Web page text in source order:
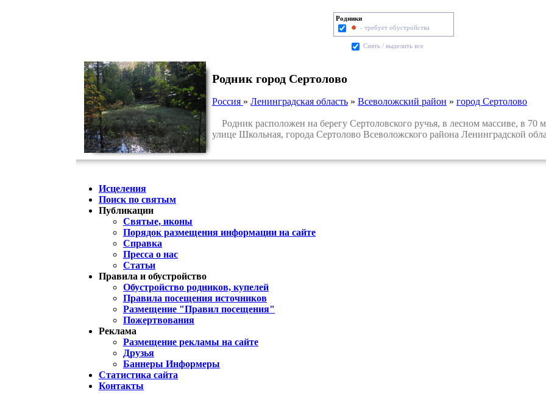
Родники
- требует обустройства
Cнять / выделить все
Родник город Сертолово
Россия » Ленинградская область » Всеволожский район » город Сертолово
Родник расположен на берегу Сертоловского ручья, в лесном массиве, в 70
улице Школьная, города Сертолово Всеволожского района Ленинградской
Исцеления
Поиск по святым
Публикации
Святые, иконы
Порядок размещения информации на сайте
Справка
Пресса о нас
Статьи
Правила и обустройство
Обустройство родников, купелей
Правила посещения источников
Размещение "Правил посещения"
Пожертвования
Реклама
Размещение рекламы на сайте
Друзья
Баннеры Информеры
Статистика сайта
Контакты